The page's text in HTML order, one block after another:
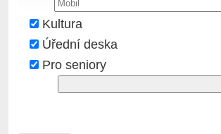
Kultura
Úřední deska
Pro seniory